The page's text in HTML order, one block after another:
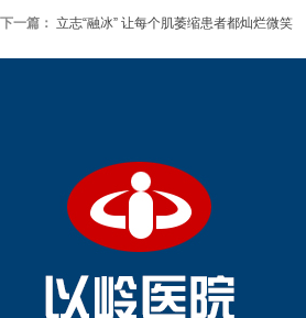
下一篇： 立志“融冰” 让每个肌萎缩患者都灿烂微笑